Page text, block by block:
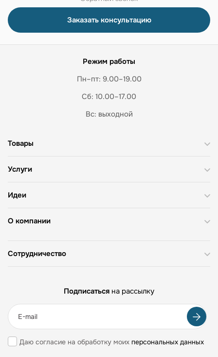
Заказать консультацию
Режим работы
Пн–пт: 9.00–19.00
Сб: 10.00–17.00
Вс: выходной
О компании
Товары
Услуги
Идеи
Сотрудничество
Подписаться на рассылку
Даю согласие на обработку моих персональных данных